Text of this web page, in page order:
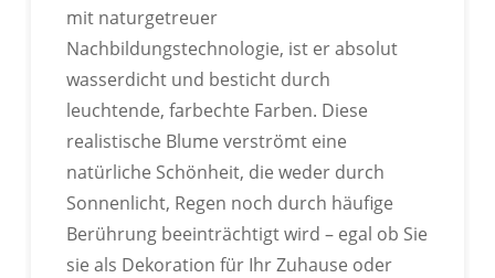
mit naturgetreuer
Nachbildungstechnologie, ist er absolut
wasserdicht und besticht durch
leuchtende, farbechte Farben. Diese
realistische Blume verströmt eine
natürliche Schönheit, die weder durch
Sonnenlicht, Regen noch durch häufige
Berührung beeinträchtigt wird – egal ob Sie
sie als Dekoration für Ihr Zuhause oder